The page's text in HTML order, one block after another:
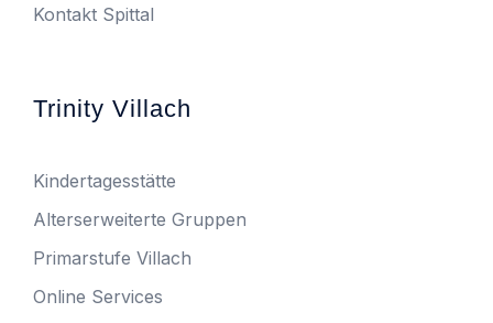
Kontakt Spittal
Trinity Villach
Kindertagesstätte
Alterserweiterte Gruppen
Primarstufe Villach
Online Services